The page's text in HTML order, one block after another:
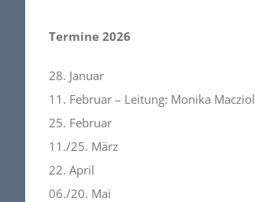
Termine 2026
28. Januar
11. Februar – Leitung: Monika Macziol
25. Februar
11./25. März
22. April
06./20. Mai